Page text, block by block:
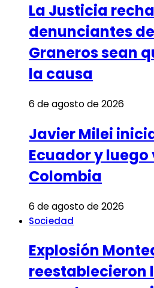
La Justicia
denunciantes
Graneros sean
la causa
6 de agosto de 2026
Javier Milei
Ecuador y
Colombia
6 de agosto de 2026
Sociedad
Explosión
reestablecieron